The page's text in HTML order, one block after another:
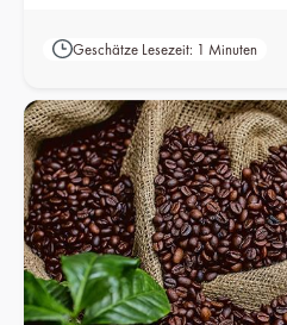
Geschätze Lesezeit: 1 Minuten